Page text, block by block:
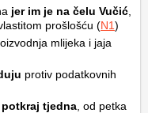
jer im je na čelu Vučić
prošlošću (N1)
mlijeka i jaja
protiv podatkovnih
tjedna , od petka